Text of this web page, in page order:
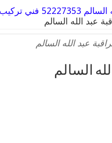
خدمة كاميرات مراقبة عبد الله
عبد الله السالم
عبد الله السالم
السالم